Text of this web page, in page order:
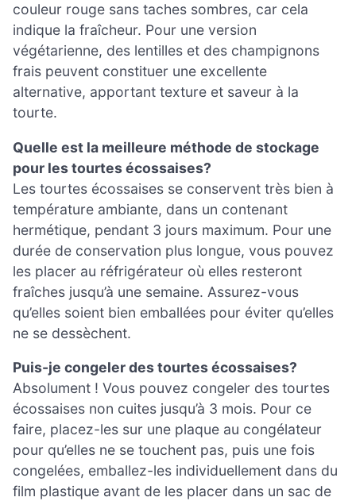
couleur rouge sans taches sombres, car cela
indique la fraîcheur. Pour une version
végétarienne, des lentilles et des champignons
frais peuvent constituer une excellente
alternative, apportant texture et saveur à la
tourte.
Quelle est la meilleure méthode de stockage
pour les tourtes écossaises?
Les tourtes écossaises se conservent très bien à
température ambiante, dans un contenant
hermétique, pendant 3 jours maximum. Pour une
durée de conservation plus longue, vous pouvez
les placer au réfrigérateur où elles resteront
fraîches jusqu’à une semaine. Assurez-vous
qu’elles soient bien emballées pour éviter qu’elles
ne se dessèchent.
Puis-je congeler des tourtes écossaises?
Absolument ! Vous pouvez congeler des tourtes
écossaises non cuites jusqu’à 3 mois. Pour ce
faire, placez-les sur une plaque au congélateur
pour qu’elles ne se touchent pas, puis une fois
congelées, emballez-les individuellement dans du
film plastique avant de les placer dans un sac de